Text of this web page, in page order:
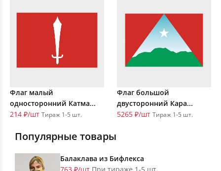
Флаг малый
односторонний Катма...
214 ₽/шт Тираж 1-5 шт.
Флаг большой
двусторонний Кара...
5265 ₽/шт Тираж 1-5 шт.
Популярные товары
Балаклава из Бифлекса